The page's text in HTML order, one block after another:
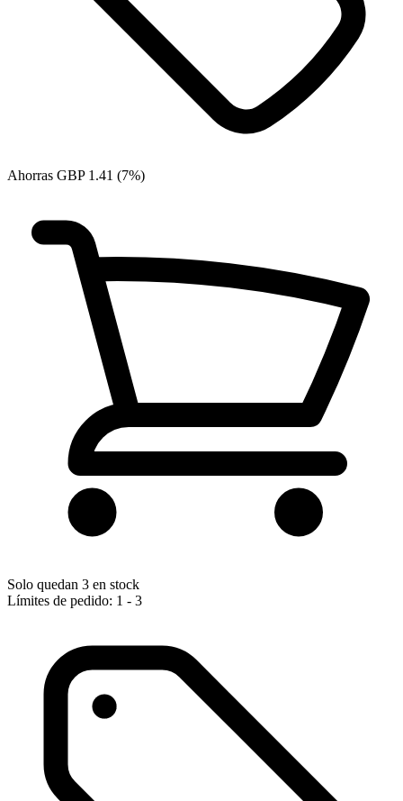
Ahorras GBP 1.41 (7%)
Solo quedan 3 en stock
Límites de pedido: 1 - 3